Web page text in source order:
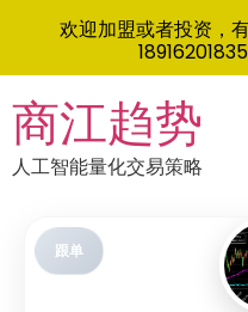
to
content
商江趋势
人工智能量化交易策略
跟单
欢迎加盟或者投资，
18916201835